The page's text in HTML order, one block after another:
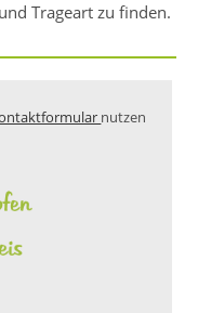
Trageart zu finden.
nutzen